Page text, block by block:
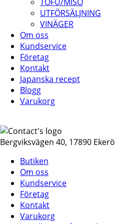
UTFÖRSÄLJNING
VINÄGER
Om oss
Kundservice
Företag
Kontakt
Japanska recept
Blogg
Varukorg
Bergviksvägen 40, 17890 Ekerö
Butiken
Om oss
Kundservice
Företag
Kontakt
Varukorg